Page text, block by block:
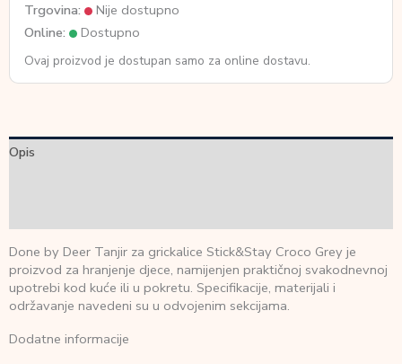
Trgovina:
Nije dostupno
Online:
Dostupno
Ovaj proizvod je dostupan samo za online dostavu.
Opis
Done by Deer Tanjir za grickalice Stick&Stay Croco Grey je
proizvod za hranjenje djece, namijenjen praktičnoj svakodnevnoj
upotrebi kod kuće ili u pokretu. Specifikacije, materijali i
održavanje navedeni su u odvojenim sekcijama.
Dodatne informacije